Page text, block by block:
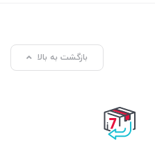
بازگشت به بالا